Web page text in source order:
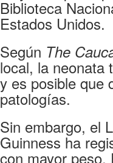
Biblioteca
Estados Unidos.
Según The
local, la neonata
y es posible que
patologías.
Sin embargo, el
Guinness ha
con mayor peso.